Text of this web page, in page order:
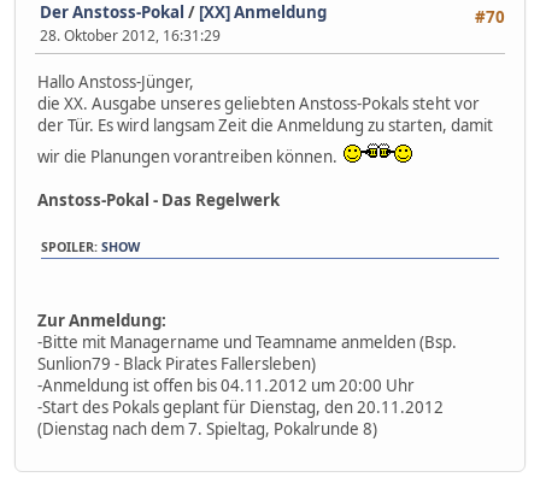
#70
Der Anstoss-Pokal / [XX] Anmeldung
28. Oktober 2012, 16:31:29
Hallo Anstoss-Jünger,
die XX. Ausgabe unseres geliebten Anstoss-Pokals steht vor
der Tür. Es wird langsam Zeit die Anmeldung zu starten, damit
wir die Planungen vorantreiben können.
Anstoss-Pokal - Das Regelwerk
SPOILER: SHOW
Zur Anmeldung:
-Bitte mit Managername und Teamname anmelden (Bsp.
Sunlion79 - Black Pirates Fallersleben)
-Anmeldung ist offen bis 04.11.2012 um 20:00 Uhr
-Start des Pokals geplant für Dienstag, den 20.11.2012
(Dienstag nach dem 7. Spieltag, Pokalrunde 8)